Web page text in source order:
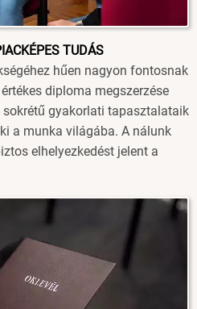
TUDÁS
hűen nagyon fontosnak
diploma megszerzése
gyakorlati tapasztalataik
a munka világába. A nálunk
elhelyezkedést jelent a